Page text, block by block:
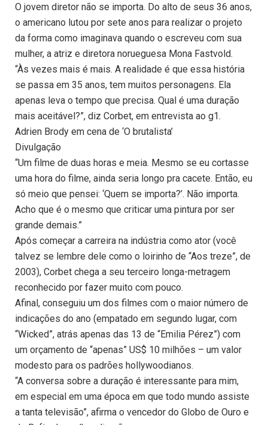
O jovem diretor não se importa. Do alto de seus 36 anos,
o americano lutou por sete anos para realizar o projeto
da forma como imaginava quando o escreveu com sua
mulher, a atriz e diretora norueguesa Mona Fastvold.
“Às vezes mais é mais. A realidade é que essa história
se passa em 35 anos, tem muitos personagens. Ela
apenas leva o tempo que precisa. Qual é uma duração
mais aceitável?”, diz Corbet, em entrevista ao g1.
Adrien Brody em cena de ‘O brutalista’
Divulgação
“Um filme de duas horas e meia. Mesmo se eu cortasse
uma hora do filme, ainda seria longo pra cacete. Então, eu
só meio que pensei: ‘Quem se importa?’. Não importa.
Acho que é o mesmo que criticar uma pintura por ser
grande demais.”
Após começar a carreira na indústria como ator (você
talvez se lembre dele como o loirinho de “Aos treze”, de
2003), Corbet chega a seu terceiro longa-metragem
reconhecido por fazer muito com pouco.
Afinal, conseguiu um dos filmes com o maior número de
indicações do ano (empatado em segundo lugar, com
“Wicked”, atrás apenas das 13 de “Emilia Pérez”) com
um orçamento de “apenas” US$ 10 milhões – um valor
modesto para os padrões hollywoodianos.
“A conversa sobre a duração é interessante para mim,
em especial em uma época em que todo mundo assiste
a tanta televisão”, afirma o vencedor do Globo de Ouro e